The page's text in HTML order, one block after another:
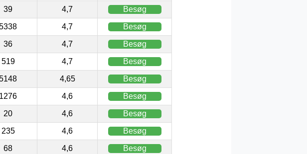
39 4,7 Besøg
4,7 Besøg
36 4,7 Besøg
519 4,7 Besøg
4,65 Besøg
1276 4,6 Besøg
20 4,6 Besøg
235 4,6 Besøg
68 4,6 Besøg